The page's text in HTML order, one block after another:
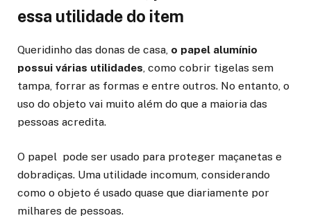
essa utilidade do item
Queridinho das donas de casa, o papel alumínio
possui várias utilidades , como cobrir tigelas sem
tampa, forrar as formas e entre outros. No entanto, o
uso do objeto vai muito além do que a maioria das
pessoas acredita.
O papel pode ser usado para proteger maçanetas e
dobradiças. Uma utilidade incomum, considerando
como o objeto é usado quase que diariamente por
milhares de pessoas.